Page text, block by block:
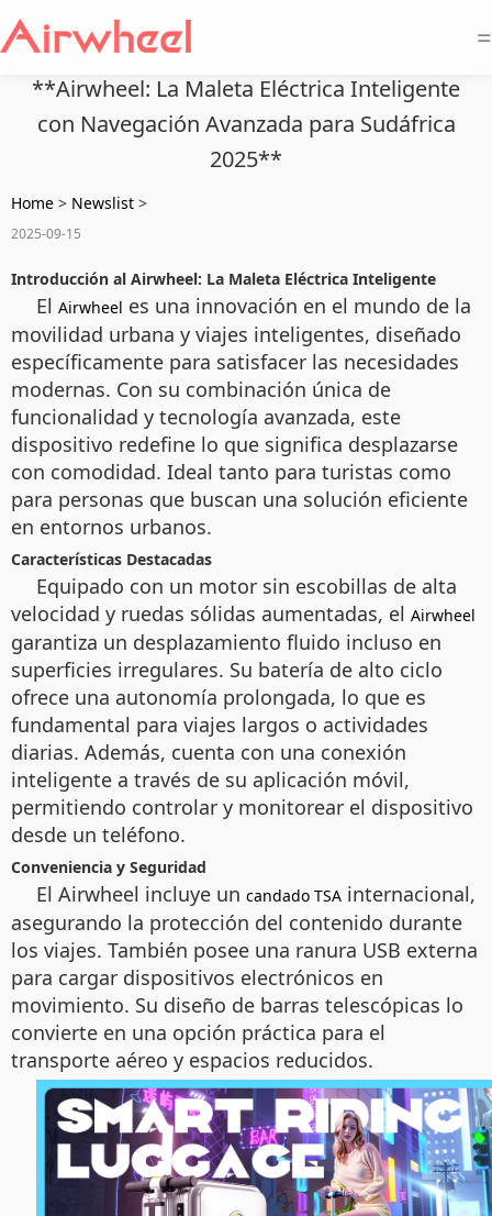
=
**Airwheel: La Maleta Eléctrica Inteligente
con Navegación Avanzada para Sudáfrica
2025**
Home > Newslist >
2025-09-15
Introducción al Airwheel: La Maleta Eléctrica Inteligente
El Airwheel es una innovación en el mundo de la
movilidad urbana y viajes inteligentes, diseñado
específicamente para satisfacer las necesidades
modernas. Con su combinación única de
funcionalidad y tecnología avanzada, este
dispositivo redefine lo que significa desplazarse
con comodidad. Ideal tanto para turistas como
para personas que buscan una solución eficiente
en entornos urbanos.
Características Destacadas
Equipado con un motor sin escobillas de alta
velocidad y ruedas sólidas aumentadas, el Airwheel
garantiza un desplazamiento fluido incluso en
superficies irregulares. Su batería de alto ciclo
ofrece una autonomía prolongada, lo que es
fundamental para viajes largos o actividades
diarias. Además, cuenta con una conexión
inteligente a través de su aplicación móvil,
permitiendo controlar y monitorear el dispositivo
desde un teléfono.
Conveniencia y Seguridad
El Airwheel incluye un candado TSA internacional,
asegurando la protección del contenido durante
los viajes. También posee una ranura USB externa
para cargar dispositivos electrónicos en
movimiento. Su diseño de barras telescópicas lo
convierte en una opción práctica para el
transporte aéreo y espacios reducidos.